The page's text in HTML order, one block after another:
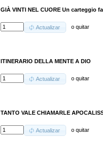
GIÀ VINTI NEL CUORE Un carteggio
Actualizar oquitar
ITINERARIO DELLA MENTE A DIO
Actualizar oquitar
TANTO VALE CHIAMARLE
Actualizar oquitar